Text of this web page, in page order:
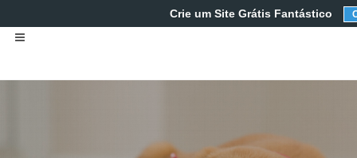
Crie um Site Grátis Fantástico